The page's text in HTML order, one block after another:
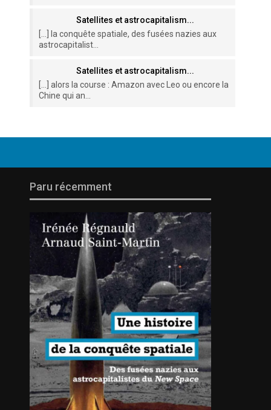
Satellites et astrocapitalism...
[…] la conquête spatiale, des fusées nazies aux
astrocapitalist...
Satellites et astrocapitalism...
[…] alors la course : Amazon avec Leo ou encore la
Chine qui an...
Paru récemment